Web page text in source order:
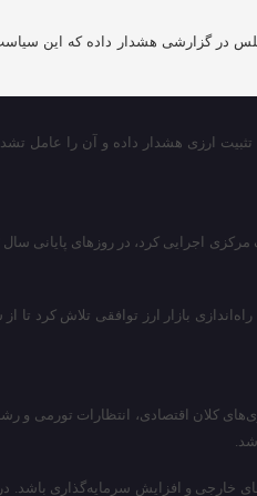
در گزارشی هشدار داده که این
ارزی هشدار داده و آن را عامل
بازار ارز توافقی تلاش کرد تا
کلان اقتصادی، انتظارات تورمی و
خارجی و افزایش سرمایه‌گذاری باشد.